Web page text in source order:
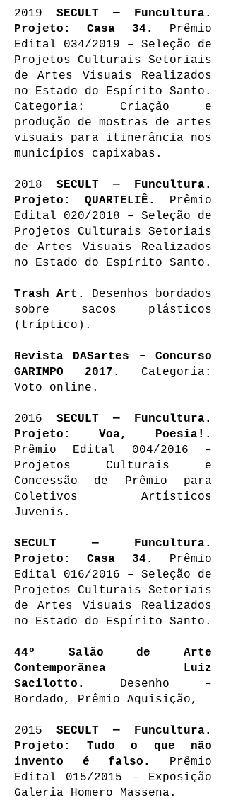
2019 SECULT — Funcultura.
Projeto: Casa 34.
Prêmio
Edital 034/2019 – Seleção de
Projetos Culturais Setoriais
de Artes Visuais Realizados
no Estado do Espírito Santo.
Categoria: Criação e
produção de mostras de artes
visuais para itinerância nos
municípios capixabas.
2018 SECULT — Funcultura.
Projeto: QUARTELIÊ.
Prêmio
Edital 020/2018 – Seleção de
Projetos Culturais Setoriais
de Artes Visuais Realizados
no Estado do Espírito Santo.
Trash Art. Desenhos bordados
sobre sacos plásticos
(tríptico).
Revista DASartes – Concurso
GARIMPO 2017.
Categoria:
Voto online.
2016 SECULT — Funcultura.
Projeto: Voa, Poesia!.
Prêmio Edital 004/2016 –
Projetos Culturais e
Concessão de Prêmio para
Coletivos Artísticos
Juvenis.
SECULT — Funcultura.
Projeto: Casa 34.
Prêmio
Edital 016/2016 – Seleção de
Projetos Culturais Setoriais
de Artes Visuais Realizados
no Estado do Espírito Santo.
44º Salão de Arte
Contemporânea Luiz
Sacilotto.
Desenho –
Bordado, Prêmio Aquisição,
2015 SECULT — Funcultura.
Projeto: Tudo o que não
invento é falso.
Prêmio
Edital 015/2015 – Exposição
Galeria Homero Massena.